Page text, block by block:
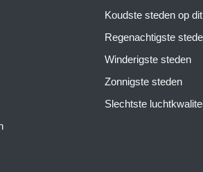
Koudste steden op
Regenachtigste
Winderigste steden
Zonnigste steden
Slechtste